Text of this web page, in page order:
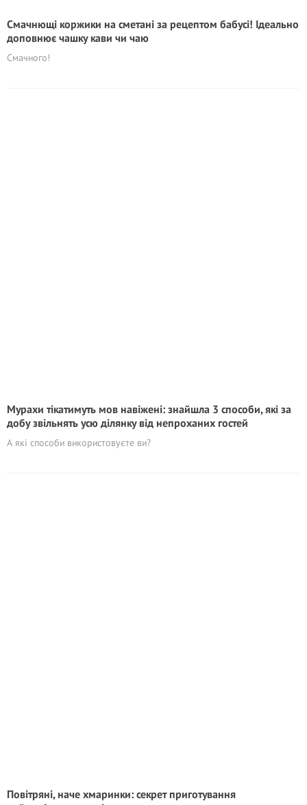
Cмачнющі коржики на сметані за рецептом бабусі! Ідеально
доповнює чашку кави чи чаю
Смачного!
Мурахи тікатимуть мов навіжені: знайшла 3 способи, які за
добу звільнять усю ділянку від непроханих гостей
А які способи використовуєте ви?
Повітряні, наче хмаринки: секрет приготування